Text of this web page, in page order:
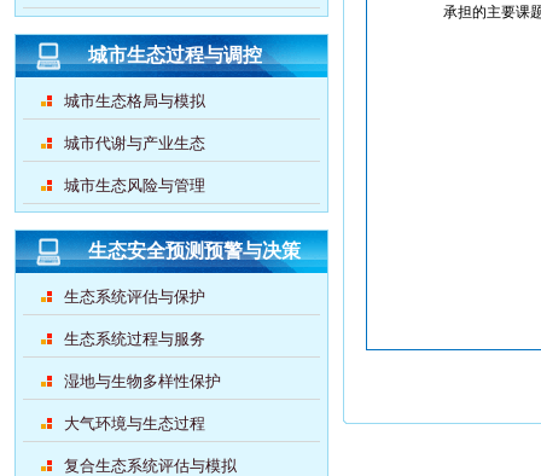
城市生态过程与调控
城市生态格局与模拟
城市代谢与产业生态
城市生态风险与管理
生态安全预测预警与决策
生态系统评估与保护
生态系统过程与服务
湿地与生物多样性保护
大气环境与生态过程
复合生态系统评估与模拟
承担的主要课